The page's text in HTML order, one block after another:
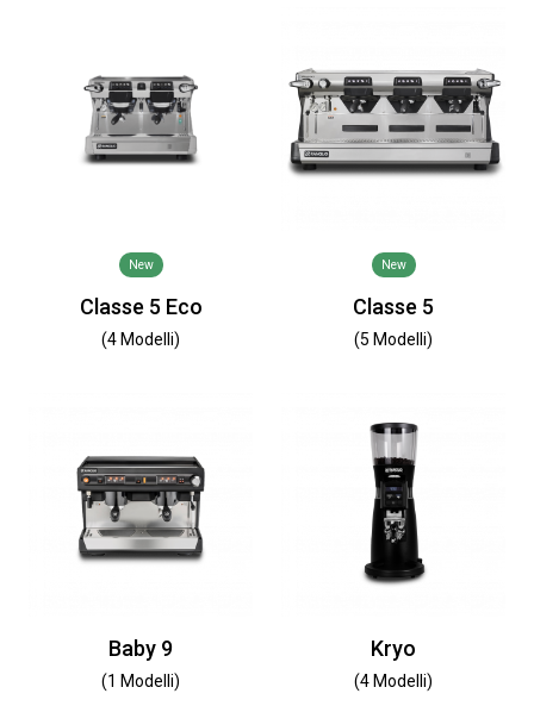
New
Classe 5 Eco
(4 Modelli)
New
Classe 5
(5 Modelli)
Baby 9
(1 Modelli)
Kryo
(4 Modelli)